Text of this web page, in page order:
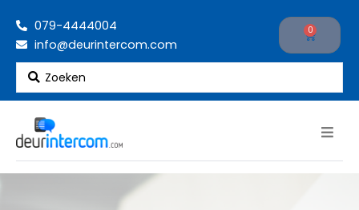
naar
inhoud
079-4444004
info@deurintercom.com
0 Cart
Search
...